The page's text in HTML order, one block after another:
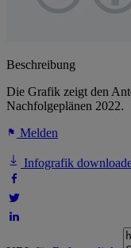
Beschreibung
Die Grafik zeigt den
Nachfolgeplänen 2022.
Melden
Infografik